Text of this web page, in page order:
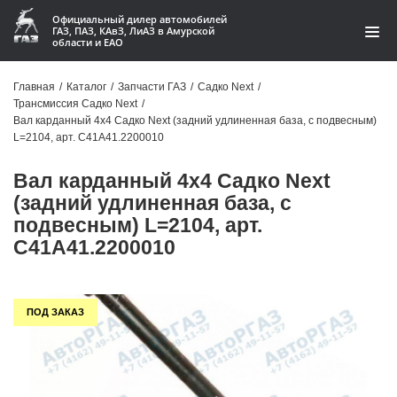
Официальный дилер автомобилей
ГАЗ, ПАЗ, КАвЗ, ЛиАЗ в Амурской
области и ЕАО
Акции
Контакты
Доставка
Статьи
Автомобили
Главная / Каталог / Запчасти ГАЗ / Садко Next /
Трансмиссия Садко Next /
Вал карданный 4х4 Садко Next (задний удлиненная база, с подвесным)
L=2104, арт. C41A41.2200010
Вал карданный 4х4 Садко Next
(задний удлиненная база, с
подвесным) L=2104, арт.
C41A41.2200010
ПОД ЗАКАЗ